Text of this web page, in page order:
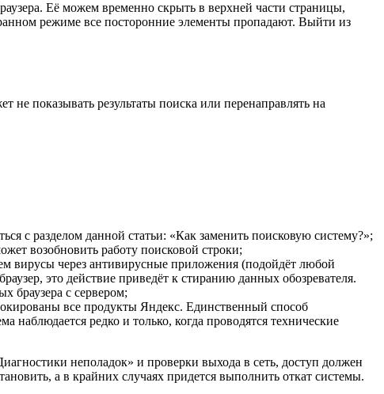
Её можем временно скрыть в верхней части страницы,
режиме все посторонние элементы пропадают. Выйти из
не показывать результаты поиска или перенаправлять на
с разделом данной статьи: «Как заменить поисковую систему?»;
возобновить работу поисковой строки;
вирусы через антивирусные приложения (подойдёт любой
это действие приведёт к стиранию данных обозревателя.
браузера с сервером;
все продукты Яндекс. Единственный способ
редко и только, когда проводятся технические
неполадок» и проверки выхода в сеть, доступ должен
а в крайних случаях придется выполнить откат системы.